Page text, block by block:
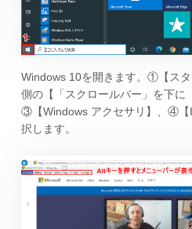
Windows 10を開きます。①【ス
側の【「スクロールバー」を下に
③【Windows アクセサリ】、④【
択します。